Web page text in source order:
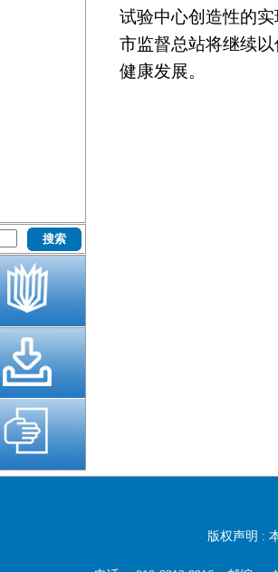
试验中心创造性的
市监督总站将继续
健康发展。
版权声明 :